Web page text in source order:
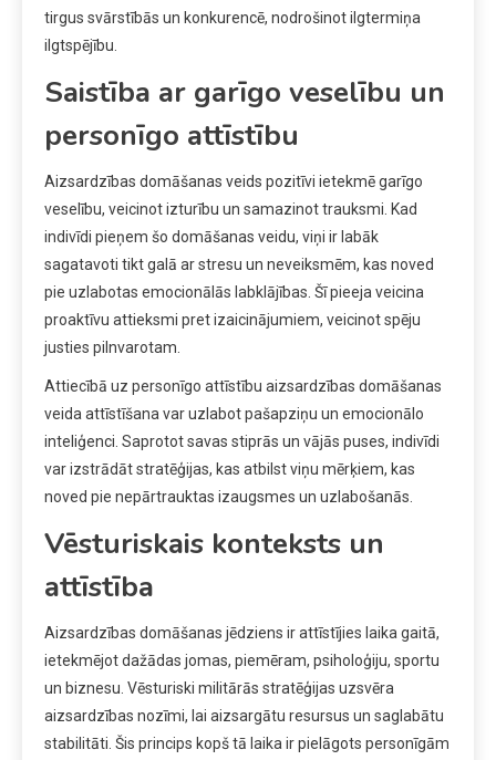
tirgus svārstībās un konkurencē, nodrošinot ilgtermiņa
ilgtspējību.
Saistība ar garīgo veselību un
personīgo attīstību
Aizsardzības domāšanas veids pozitīvi ietekmē garīgo
veselību, veicinot izturību un samazinot trauksmi. Kad
indivīdi pieņem šo domāšanas veidu, viņi ir labāk
sagatavoti tikt galā ar stresu un neveiksmēm, kas noved
pie uzlabotas emocionālās labklājības. Šī pieeja veicina
proaktīvu attieksmi pret izaicinājumiem, veicinot spēju
justies pilnvarotam.
Attiecībā uz personīgo attīstību aizsardzības domāšanas
veida attīstīšana var uzlabot pašapziņu un emocionālo
inteliģenci. Saprotot savas stiprās un vājās puses, indivīdi
var izstrādāt stratēģijas, kas atbilst viņu mērķiem, kas
noved pie nepārtrauktas izaugsmes un uzlabošanās.
Vēsturiskais konteksts un
attīstība
Aizsardzības domāšanas jēdziens ir attīstījies laika gaitā,
ietekmējot dažādas jomas, piemēram, psiholoģiju, sportu
un biznesu. Vēsturiski militārās stratēģijas uzsvēra
aizsardzības nozīmi, lai aizsargātu resursus un saglabātu
stabilitāti. Šis princips kopš tā laika ir pielāgots personīgām